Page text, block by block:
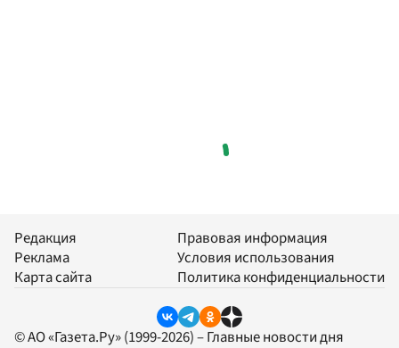
Редакция
Реклама
Карта сайта
Правовая информация
Условия использования
Политика конфиденциальности
© АО «Газета.Ру» (1999-2026) – Главные новости дня